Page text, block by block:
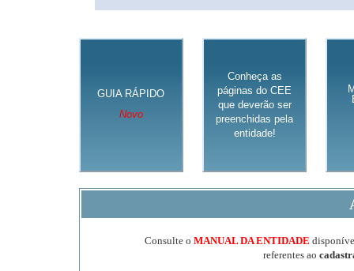
GUIA RÁPIDO
Novo
Conheça as
páginas do CEE
que deverão ser
preenchidas pela
entidade!
Consulte o MANUAL DA ENTIDADE
referentes ao